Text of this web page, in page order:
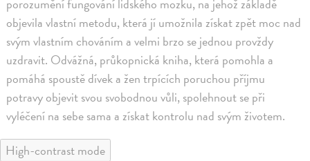
porozumění fungování lidského mozku, na jehož základě
objevila vlastní metodu, která jí umožnila získat zpět moc nad
svým vlastním chováním a velmi brzo se jednou provždy
uzdravit. Odvážná, průkopnická kniha, která pomohla a
pomáhá spoustě dívek a žen trpících poruchou příjmu
potravy objevit svou svobodnou vůli, spolehnout se při
vyléčení na sebe sama a získat kontrolu nad svým životem.
High-contrast mode